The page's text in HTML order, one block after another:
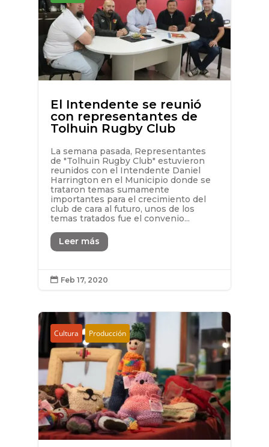
El Intendente se reunió
con representantes de
Tolhuin Rugby Club
La semana pasada, Representantes
de "Tolhuin Rugby Club" estuvieron
reunidos con el Intendente Daniel
Harrington en el Municipio donde se
trataron temas sumamente
importantes para el crecimiento del
club de cara al futuro, unos de los
temas tratados fue el convenio...
Leer más
 Feb 17, 2020
Cultura Producción